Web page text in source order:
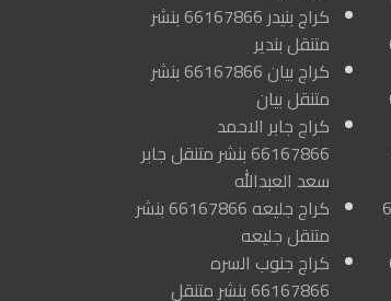
كراج بنيدر 66167866 بنشر
متنقل بندير
كراج بيان 66167866 بنشر
متنقل بيان
كراج جابر الاحمد
66167866 بنشر متنقل جابر
سعد العبدالله
كراج جليعه 66167866 بنشر
متنقل جليعه
كراج جنوب السره
66167866 بنشر متنقل